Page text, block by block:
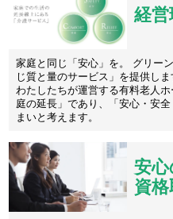
経
家庭と同じ「安心」を。 グリー
じ質と量のサービス」を提供しま
わたしたちが運営する有料老人
庭の延長」であり、「安心・安
まいと考えます。
安心
資